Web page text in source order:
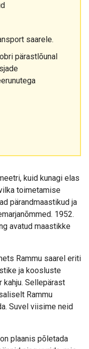
saarele.
pärastlõunal
kuid kunagi elas
toimetamise
pärandmaastikud ja
1952.
avatud maastikke
Rammu saarel eriti
ja koosluste
Sellepärast
Rammu
Suvel viisime neid
plaanis põletada